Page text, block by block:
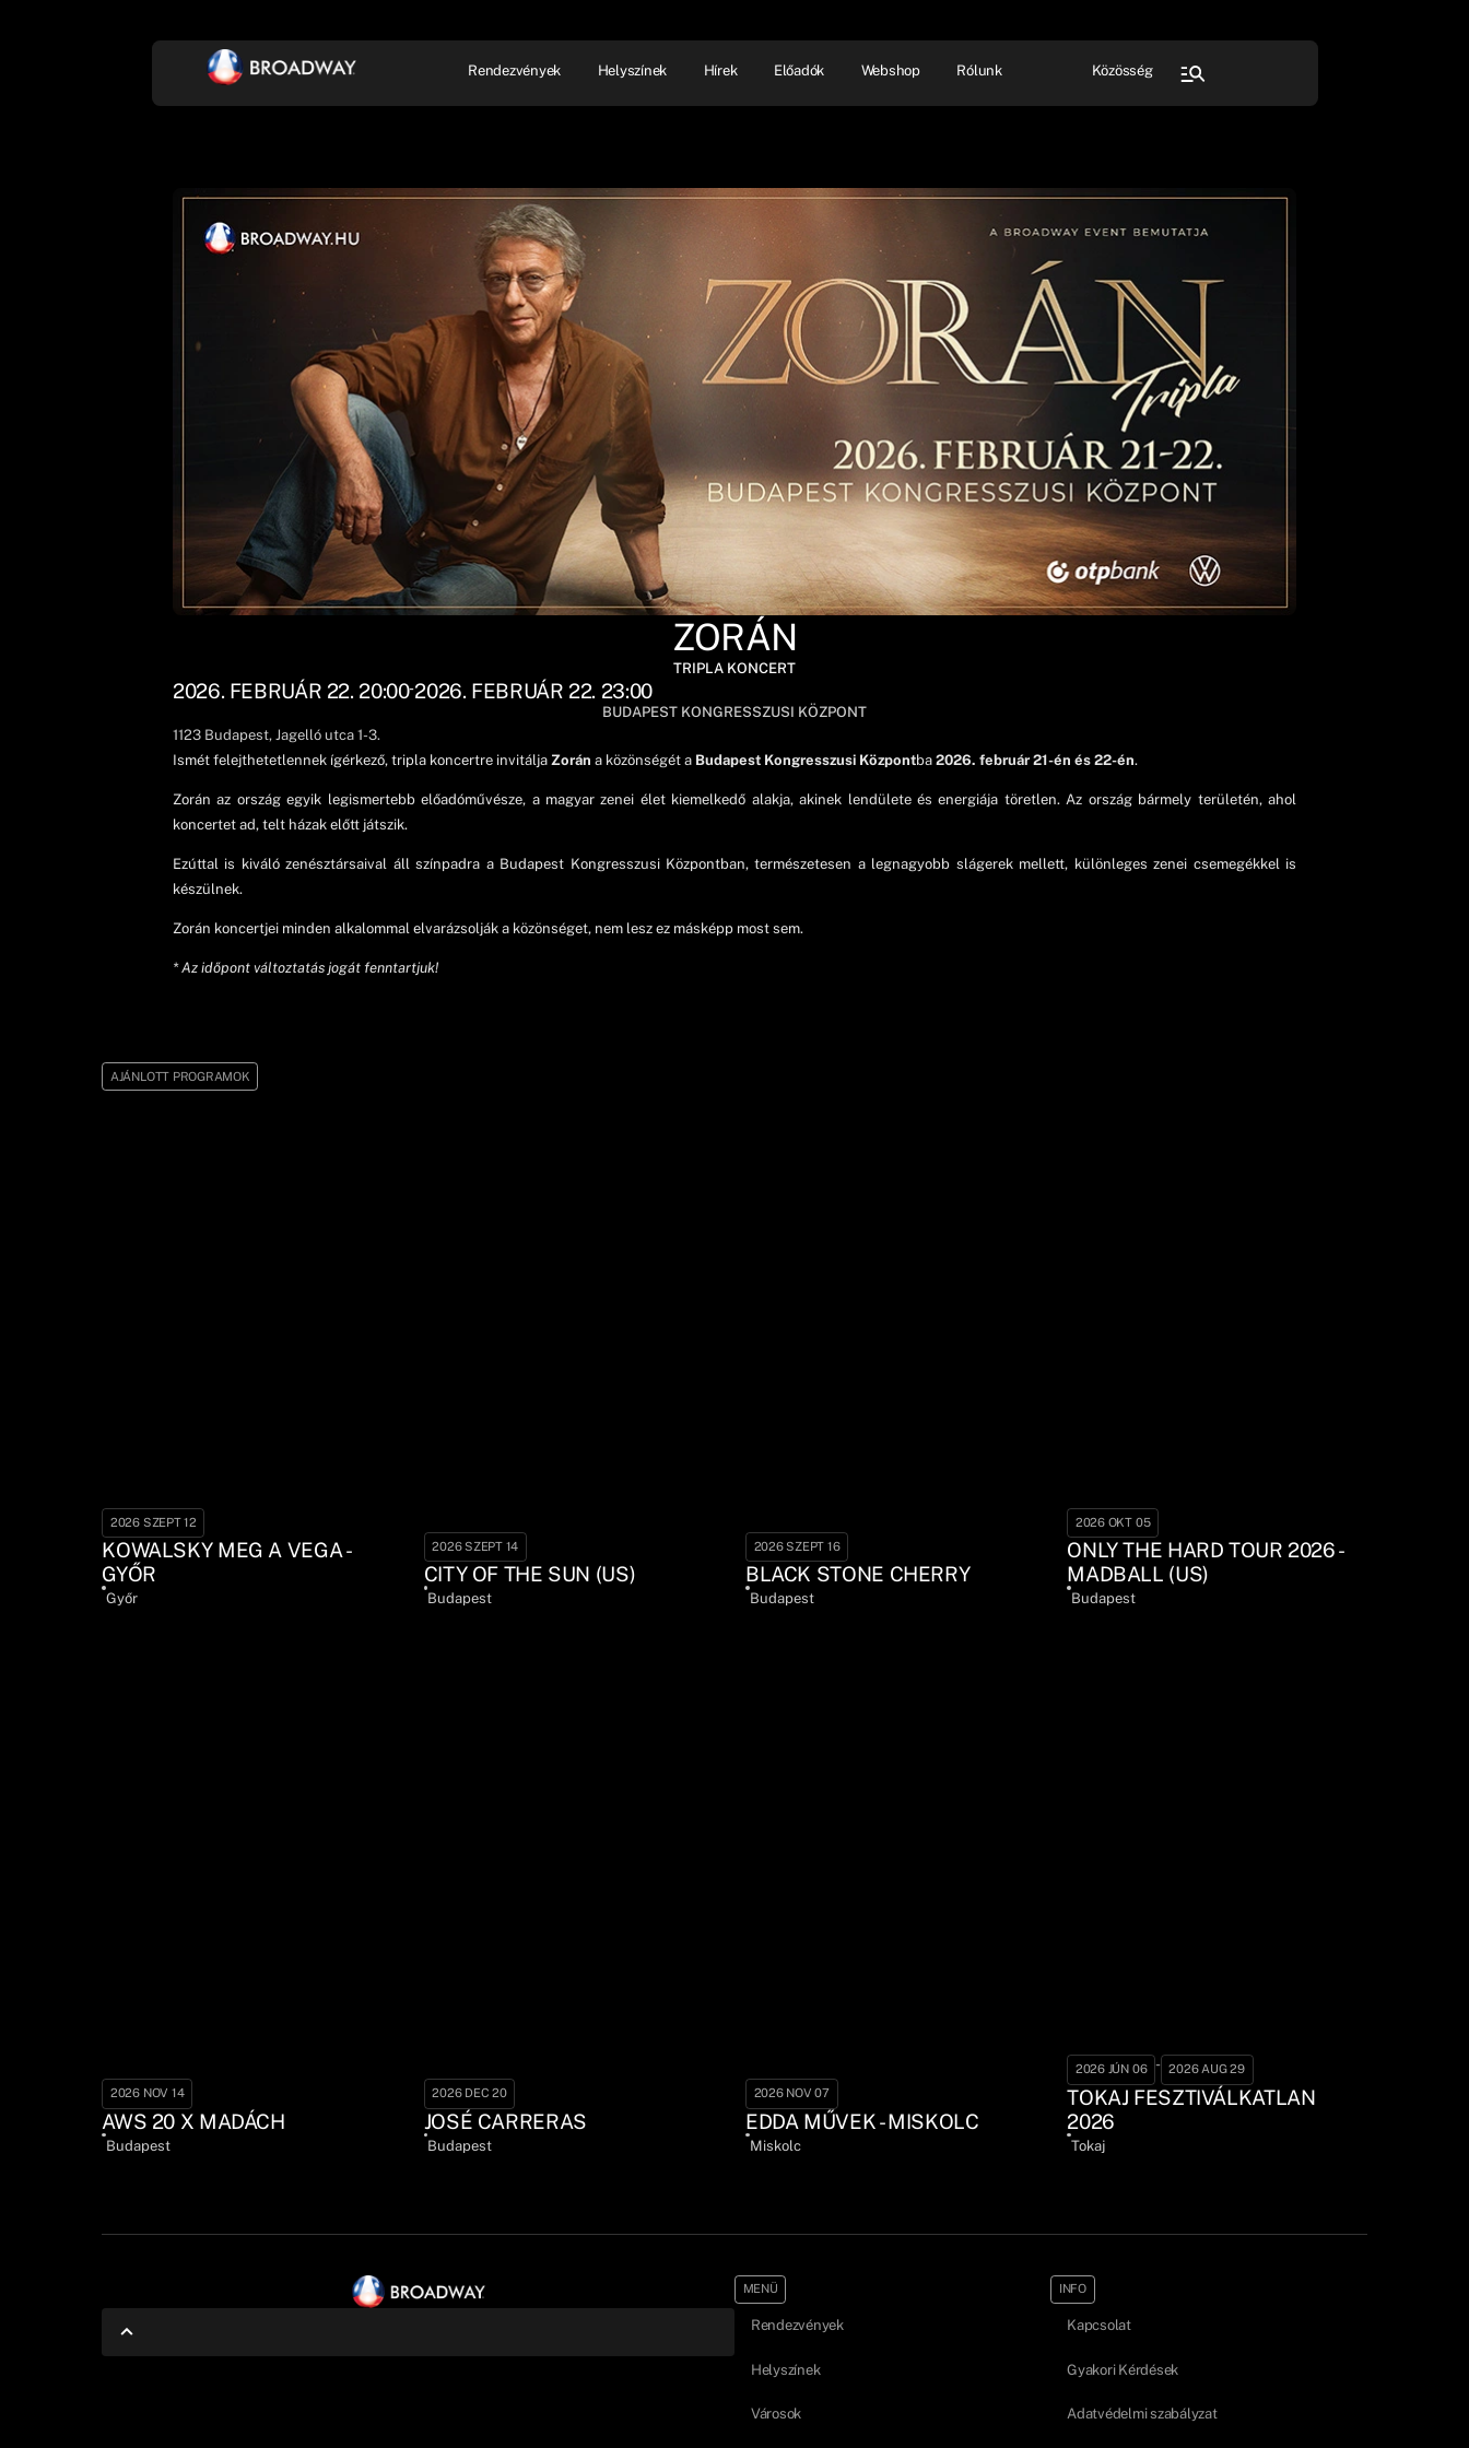
Rendezvények Helyszínek Hírek Előadók Webshop Rólunk Közösség
ZORÁN
TRIPLA KONCERT
2026. FEBRUÁR 22. 20:00-2026. FEBRUÁR 22. 23:00
BUDAPEST KONGRESSZUSI KÖZPONT
1123 Budapest, Jagelló utca 1-3.
Ismét felejthetetlennek ígérkező, tripla koncertre invitálja Zorán a közönségét a Budapest Kongresszusi Központba 2026. február 21-én és 22-én.
Zorán az ország egyik legismertebb előadóművésze, a magyar zenei élet kiemelkedő alakja, akinek lendülete és energiája töretlen. Az ország bármely területén, ahol
koncertet ad, telt házak előtt játszik.
Ezúttal is kiváló zenésztársaival áll színpadra a Budapest Kongresszusi Központban, természetesen a legnagyobb slágerek mellett, különleges zenei csemegékkel is
készülnek.
Zorán koncertjei minden alkalommal elvarázsolják a közönséget, nem lesz ez másképp most sem.
* Az időpont változtatás jogát fenntartjuk!
AJÁNLOTT PROGRAMOK
2026 SZEPT 12
KOWALSKY MEG A VEGA -
GYŐR
Győr
2026 SZEPT 14
CITY OF THE SUN (US)
Budapest
2026 SZEPT 16
BLACK STONE CHERRY
Budapest
2026 OKT 05
ONLY THE HARD TOUR 2026 -
MADBALL (US)
Budapest
2026 NOV 14
AWS 20 X MADÁCH
Budapest
2026 DEC 20
JOSÉ CARRERAS
Budapest
2026 NOV 07
EDDA MŰVEK - MISKOLC
Miskolc
2026 JÚN 06 - 2026 AUG 29
TOKAJ FESZTIVÁLKATLAN
2026
Tokaj
MENÜ
Rendezvények
Helyszínek
Városok
INFO
Kapcsolat
Gyakori Kérdések
Adatvédelmi szabályzat